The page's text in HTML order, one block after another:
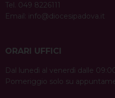
Tel. 049 8226111
Email: info@diocesipadova.it
ORARI UFFICI
Dal lunedì al venerdì dalle
Pomeriggio solo su